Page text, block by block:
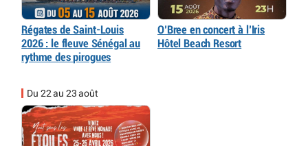
Régates de Saint-Louis
2026 : le fleuve Sénégal au
rythme des pirogues
O’Bree en concert à l’Iris
Hôtel Beach Resort
Du 22 au 23 août